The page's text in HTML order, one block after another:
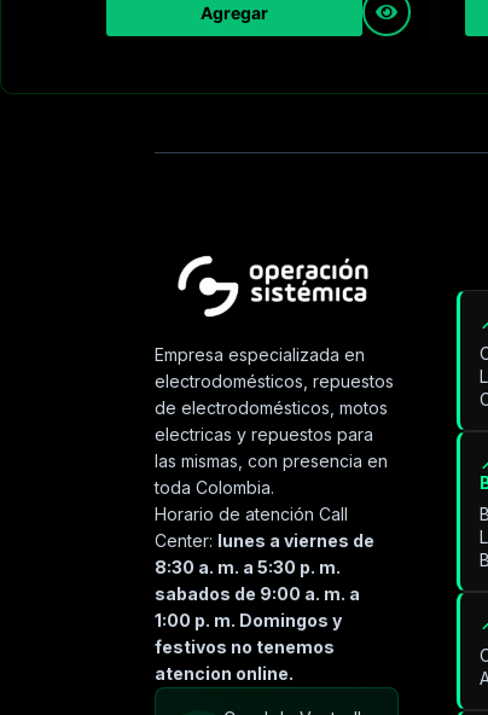
Agregar
Empresa especializada en
electrodomésticos, repuestos
de electrodomésticos, motos
electricas y repuestos para
las mismas, con presencia en
toda Colombia.
Horario de atención Call
Center: lunes a viernes de
8:30 a. m. a 5:30 p. m.
sabados de 9:00 a. m. a
1:00 p. m. Domingos y
festivos no tenemos
atencion online.
Especialista de operación